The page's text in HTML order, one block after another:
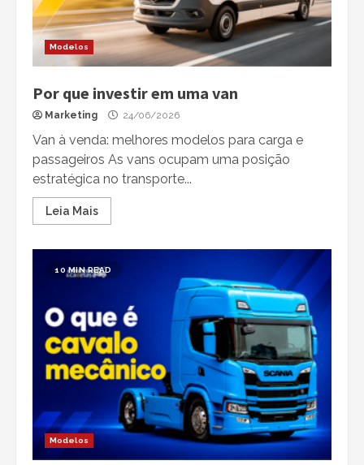
Modelos
Por que investir em uma van
Marketing 24/06/2026
Van à venda: melhores modelos para carga e
passageiros As vans ocupam uma posição
estratégica no transporte...
Leia Mais
10 MIN READ
Modelos